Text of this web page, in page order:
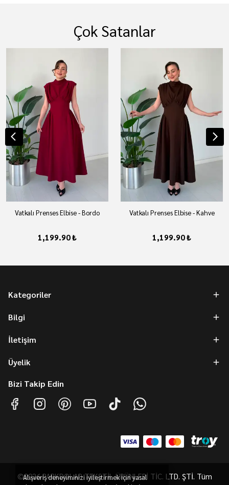
Alışveriş deneyiminizi iyileştirmek için yasal
Çok Satanlar
Vatkalı Prenses Elbise - Bordo
1,199.90 ₺
Vatkalı Prenses Elbise - Kahve
1,199.90 ₺
Kategoriler
Bilgi
İletişim
Üyelik
Bizi Takip Edin
©2026 PARKDOLAP TEKSTİL ÜRÜNLERİ TİC. LTD. ŞTİ. Tüm